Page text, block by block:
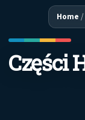
Home /
Części